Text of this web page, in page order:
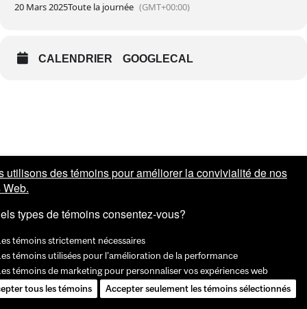
20 Mars 2025Toute la journée (GMT+00:00)
CALENDRIER GOOGLECAL
utilisons des témoins pour améliorer la convivialité de nos
types de témoins consentez-vous?
témoins strictement nécessaires
témoins utilisées pour l'amélioration de la performance
témoins de marketing pour personnaliser vos expériences web
tous les témoins
Accepter seulement les témoins sélectionnés